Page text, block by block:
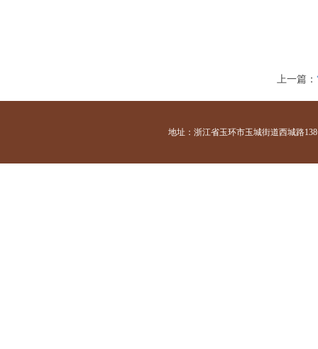
上一篇：
地址：浙江省玉环市玉城街道西城路